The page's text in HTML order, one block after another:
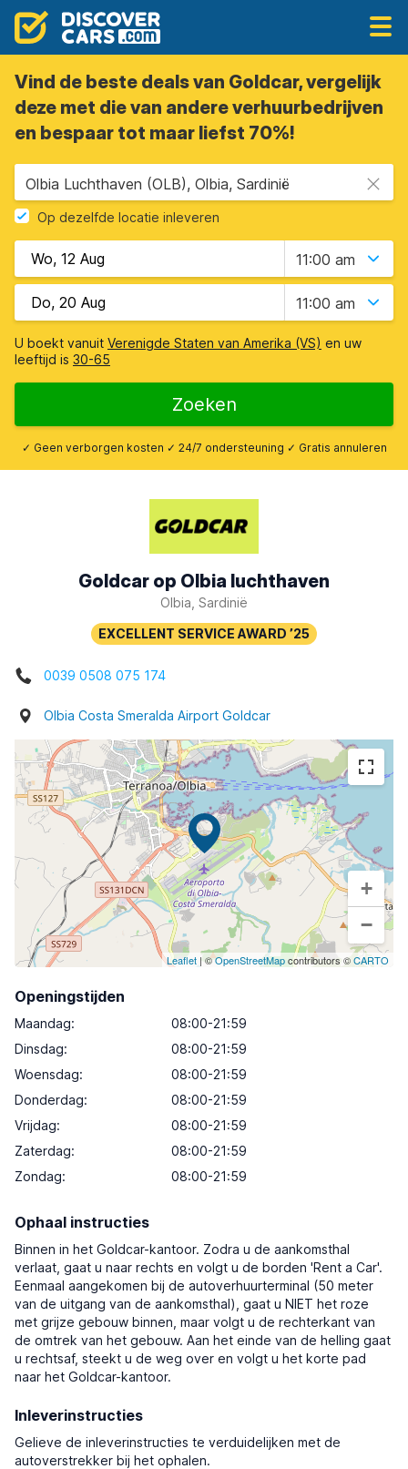
Vind de beste deals van Goldcar, vergelijk
deze met die van andere verhuurbedrijven
en bespaar tot maar liefst 70%!
Olbia Luchthaven (OLB), Olbia, Sardinië
Op dezelfde locatie inleveren
11:00 am
11:00 am
U boekt vanuit Verenigde Staten van Amerika (VS) en uw
leeftijd is 30-65
Zoeken
✓ Geen verborgen kosten ✓ 24/7 ondersteuning ✓ Gratis annuleren
Goldcar op Olbia luchthaven
Olbia, Sardinië
0039 0508 075 174
Olbia Costa Smeralda Airport Goldcar
+
−
Leaflet | ©OpenStreetMapcontributors ©CARTO
Openingstijden
Maandag:
08:00-21:59
Dinsdag:
08:00-21:59
Woensdag:
08:00-21:59
Donderdag:
08:00-21:59
Vrijdag:
08:00-21:59
Zaterdag:
08:00-21:59
Zondag: 08:00-21:59
Ophaal instructies
Binnen in het Goldcar-kantoor. Zodra u de aankomsthal
verlaat, gaat u naar rechts en volgt u de borden 'Rent a Car'.
Eenmaal aangekomen bij de autoverhuurterminal (50 meter
van de uitgang van de aankomsthal), gaat u NIET het roze
met grijze gebouw binnen, maar volgt u de rechterkant van
de omtrek van het gebouw. Aan het einde van de helling gaat
u rechtsaf, steekt u de weg over en volgt u het korte pad
naar het Goldcar-kantoor.
Inleverinstructies
Gelieve de inleverinstructies te verduidelijken met de
autoverstrekker bij het ophalen.